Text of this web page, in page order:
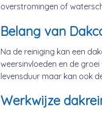
overstromingen of
Belang van
Na de reiniging kan een
weersinvloeden en de
levensduur maar kan ook
Werkwijze